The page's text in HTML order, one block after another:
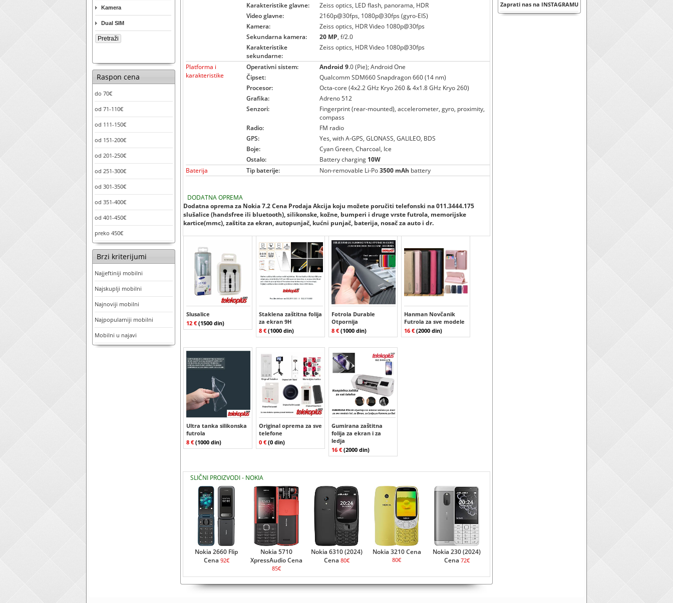
Kamera
Dual SIM
Raspon cena
do 70€
od 71-110€
od 111-150€
od 151-200€
od 201-250€
od 251-300€
od 301-350€
od 351-400€
od 401-450€
preko 450€
Brzi kriterijumi
Najjeftiniji mobilni
Najskuplji mobilni
Najnoviji mobilni
Najpopularniji mobilni
Mobilni u najavi
Karakteristike glavne:
Zeiss optics, LED flash, panorama, HDR
Video glavne:
2160p@30fps, 1080p@30fps (gyro-EIS)
Kamera:
Zeiss optics, HDR Video 1080p@30fps
Sekundarna kamera:
20 MP, f/2.0
Karakteristike
sekundarne:
Zeiss optics, HDR Video 1080p@30fps
Platforma i
karakteristike
Operativni sistem: Android 9.0 (Pie); Android One
Čipset:
Qualcomm SDM660 Snapdragon 660 (14 nm)
Procesor:
Octa-core (4x2.2 GHz Kryo 260 & 4x1.8 GHz Kryo 260)
Grafika:
Adreno 512
Senzori:
Fingerprint (rear-mounted), accelerometer, gyro, proximity,
compass
Radio:
FM radio
GPS:
Yes, with A-GPS, GLONASS, GALILEO, BDS
Boje:
Cyan Green, Charcoal, Ice
Ostalo:
Battery charging 10W
Baterija
Tip baterije: Non-removable Li-Po3500 mAh battery
DODATNA OPREMA
Dodatna oprema za Nokia 7.2 Cena Prodaja Akcija koju možete poručiti telefonski na 011.3444.175
slušalice (handsfree ili bluetooth), silikonske, kožne, bumperi i druge vrste futrola, memorijske
kartice(mmc), zaštita za ekran, autopunjač, kućni punjač, baterija, nosač za auto i dr.
Slusalice
12 € (1500 din)
Staklena zaštitna folija
za ekran 9H
8 € (1000 din)
Fotrola Durable
Otpornija
8 € (1000 din)
Hanman Novčanik
Futrola za sve modele
16 € (2000 din)
Ultra tanka silikonska
futrola
8 € (1000 din)
Original oprema za sve
telefone
0 € (0 din)
Gumirana zaštitna
folija za ekran i za
ledja
16 € (2000 din)
SLIČNI PROIZVODI - NOKIA
Nokia 2660 Flip
Cena 92€
Nokia 5710
XpressAudio Cena
85€
Nokia 6310 (2024)
Cena 80€
Nokia 3210 Cena
80€
Nokia 230 (2024)
Cena 72€
Zaprati nas na INSTAGRAMU